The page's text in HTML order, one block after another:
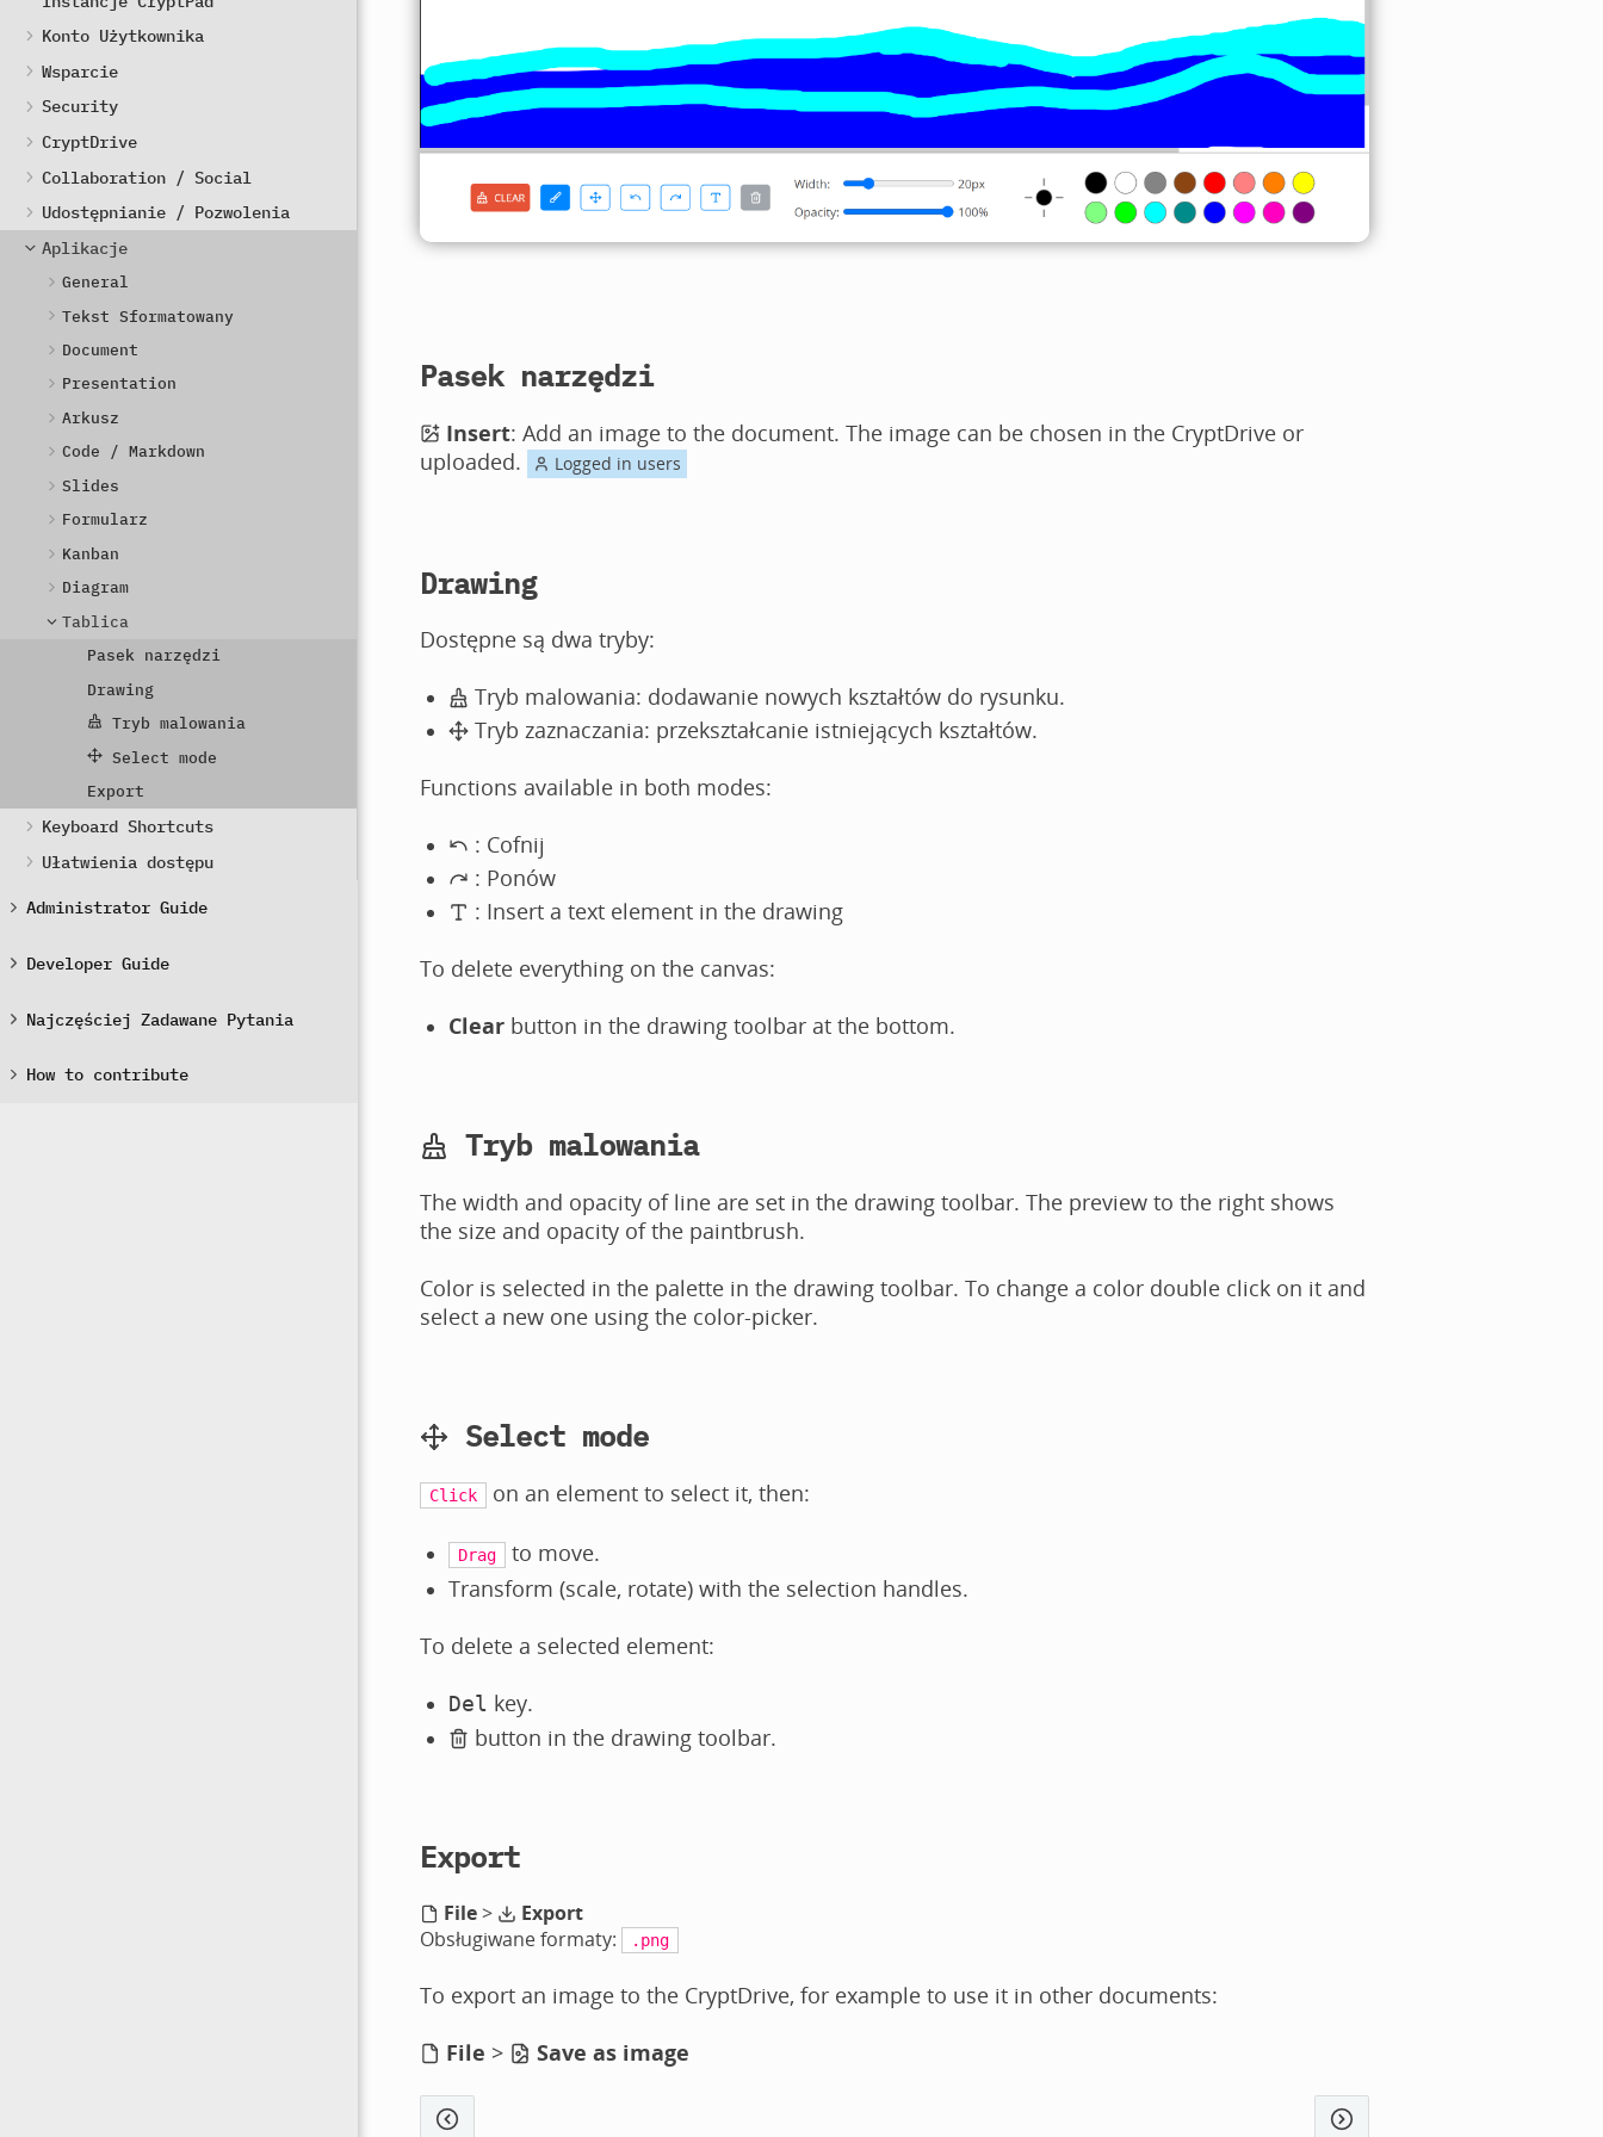
Konto Użytkownika
Wsparcie
Security
CryptDrive
Collaboration / Social
Udostępnianie / Pozwolenia
Aplikacje
General
Tekst Sformatowany
Document
Presentation
Arkusz
Code / Markdown
Slides
Formularz
Kanban
Diagram
Tablica
Pasek narzędzi
Drawing
Tryb malowania
Select mode
Export
Keyboard Shortcuts
Ułatwienia dostępu
Administrator Guide
Developer Guide
Najczęściej Zadawane Pytania
How to contribute
Pasek narzędzi
Insert: Add an image to the document. The image can be chosen in the CryptDrive or
uploaded.
Logged in users
Drawing
Dostępne są dwa tryby:
Tryb malowania: dodawanie nowych kształtów do rysunku.
Tryb zaznaczania: przekształcanie istniejących kształtów.
Functions available in both modes:
: Cofnij
: Ponów
: Insert a text element in the drawing
To delete everything on the canvas:
Clearbutton in the drawing toolbar at the bottom.
Tryb malowania
The width and opacity of line are set in the drawing toolbar. The preview to the right shows
the size and opacity of the paintbrush.
Color is selected in the palette in the drawing toolbar. To change a color double click on it and
select a new one using the color-picker.
Select mode
Click on an element to select it, then:
Drag
to move.
Transform (scale, rotate) with the selection handles.
To delete a selected element:
Del key.
button in the drawing toolbar.
Export
File>
Export
Obsługiwane formaty:
.png
To export an image to the CryptDrive, for example to use it in other documents:
File > Save as image